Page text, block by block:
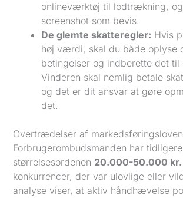
onlineværktøj til lodtrækning,
screenshot som bevis.
De glemte skatteregler: Hvis
høj værdi, skal du både oplyse
betingelser og indberette det til
Vinderen skal nemlig betale
og det er dit ansvar at gøre
det.
Overtrædelser af
Forbrugerombudsmanden har
størrelsesordenen 20.000-50.000 kr.
konkurrencer, der var ulovlige eller
analyse viser, at aktiv håndhævelse